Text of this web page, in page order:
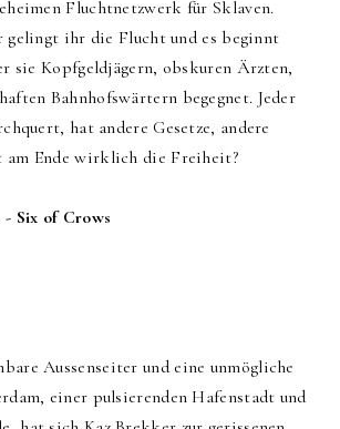
Fluchtnetzwerk für Sklaven.
gelingt ihr die Flucht und es beginnt
sie Kopfgeldjägern, obskuren Ärzten,
Bahnhofswärtern begegnet. Jeder
hat andere Gesetze, andere
am Ende wirklich die Freiheit?
Six of Crows
Aussenseiter und eine unmögliche
einer pulsierenden Hafenstadt und